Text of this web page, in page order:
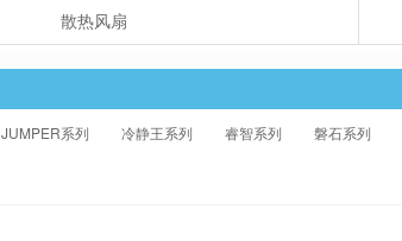
散热风扇
JUMPER系列 冷静王系列 睿智系列 磐石系列